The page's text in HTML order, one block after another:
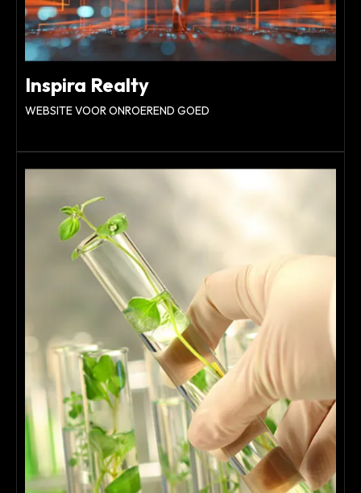
Inspira Realty
WEBSITE VOOR ONROEREND GOED